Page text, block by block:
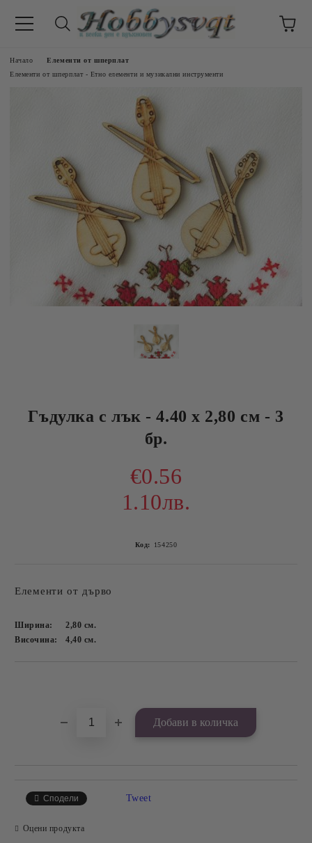
Начало
Елементи от шперплат
Елементи от шперплат - Етно елементи и музикални инструменти
Гъдулка с лък - 4.40 х 2,80 см - 3
бр.
€0.56
1.10лв.
Код: 154250
Елементи от дърво
Ширина: 2,80 см.
Височина:
4,40 см.
Сподели Tweet
Оцени продукта